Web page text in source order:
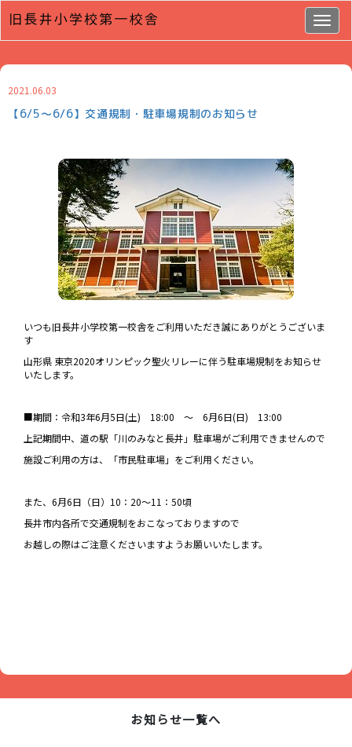
2021.06.03
【6/5～6/6】交通規制・駐車場規制のお知らせ
いつも旧長井小学校第一校舎をご利用いただき誠にありがとうございま
す
山形県 東京2020オリンピック聖火リレーに伴う駐車場規制をお知らせ
いたします。
■期間：令和3年6月5日(土) 18:00 ～ 6月6日(日) 13:00
上記期間中、道の駅「川のみなと長井」駐車場がご利用できませんので
施設ご利用の方は、「市民駐車場」をご利用ください。
また、6月6日（日）10：20～11：50頃
長井市内各所で交通規制をおこなっておりますので
お越しの際はご注意くださいますようお願いいたします。
お知らせ一覧へ